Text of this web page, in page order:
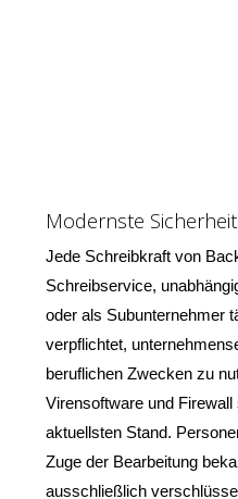
Modernste
Jede Schreibkraft von
Schreibservice,
oder als Subunternehmer
verpflichtet,
beruflichen Zwecken zu
Virensoftware und
aktuellsten Stand.
Zuge der Bearbeitung
ausschließlich